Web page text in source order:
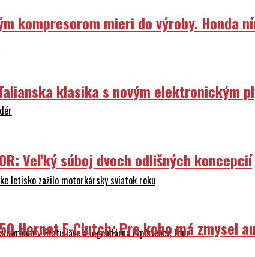
letisko zažilo motorkársky sviatok roku
v Bratislave a legendárna Experience Tour
kompresorom mieri do výroby. Honda
klasika s novým elektronickým
Veľký súboj dvoch odlišných koncepcií
Hornet E-Clutch: Pre koho má zmysel